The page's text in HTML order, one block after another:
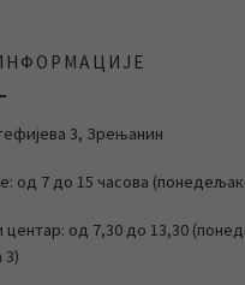
3, Зрењанин
од 7 до 15 часова
центар: од 7,30 до 13,30
3)